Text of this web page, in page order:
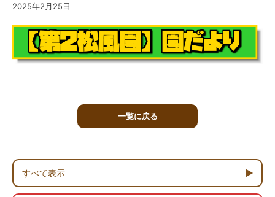
2025年2月25日
一覧に戻る
すべて表示